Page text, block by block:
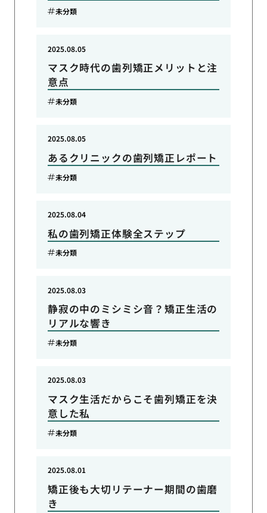
未分類
マスク時代の歯列矯正メリットと注
意点
2025.08.05
未分類
あるクリニックの歯列矯正レポート
2025.08.05
未分類
私の歯列矯正体験全ステップ
2025.08.04
未分類
静寂の中のミシミシ音？矯正生活の
リアルな響き
2025.08.03
未分類
マスク生活だからこそ歯列矯正を決
意した私
2025.08.03
未分類
矯正後も大切リテーナー期間の歯磨
き
2025.08.01